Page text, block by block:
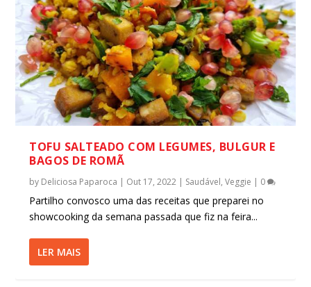
TOFU SALTEADO COM LEGUMES, BULGUR E
BAGOS DE ROMÃ
by Deliciosa Paparoca | Out 17, 2022 | Saudável,Veggie | 0
Partilho convosco uma das receitas que preparei no
showcooking da semana passada que fiz na feira...
LER MAIS